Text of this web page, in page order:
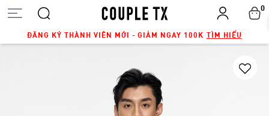
ĐĂNG KÝ THÀNH VIÊN MỚI - GIẢM NGAY 100K TÌM HIỂU
0